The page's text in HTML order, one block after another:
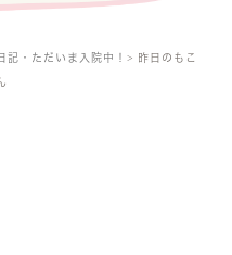
記・ただいま入院中！ 昨日のもこ